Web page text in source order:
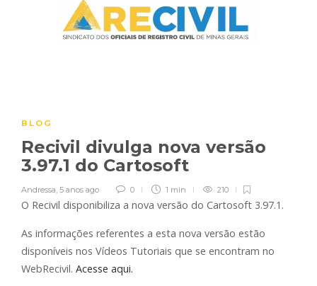
BLOG
Recivil divulga nova versão
3.97.1 do Cartosoft
Andressa, 5 anos ago 0 1 min 210
O Recivil disponibiliza a nova versão do Cartosoft 3.97.1.
As informações referentes a esta nova versão estão
disponíveis nos Vídeos Tutoriais que se encontram no
WebRecivil. Acesse aqui.